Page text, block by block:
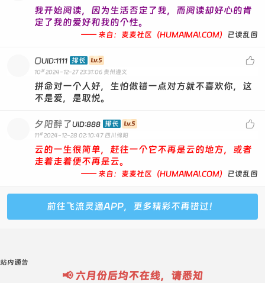
我开始阅读，因为生活否定了我，而阅读却好心的肯
定了我的爱好和我的个性。
—— 来自：麦麦社区（HUMAIMAI.COM） 已读乱回

OUID:1111 排长
10 # 2024-12-27 23:31:06 贵州遵义
拼命对一个人好，生怕做错一点对方就不喜欢你，这
不是爱，是取悦。

夕阳醉了UID:888 排长
11# 2024-12-28 02:10:47 四川绵阳
云的一生很简单，赶往一个它不再是云的地方，或者
走着走着便不再是云。
—— 来自：麦麦社区（HUMAIMAI.COM） 已读乱回
前往飞流灵通APP，更多精彩不再错过！
站内通告
📢 六月份后均不在线，请悉知